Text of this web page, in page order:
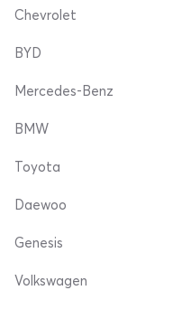
Chevrolet
BYD
Mercedes-Benz
BMW
Toyota
Daewoo
Genesis
Volkswagen